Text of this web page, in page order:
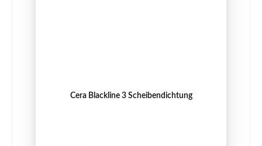
Cera Blackline 3 Scheibendichtung